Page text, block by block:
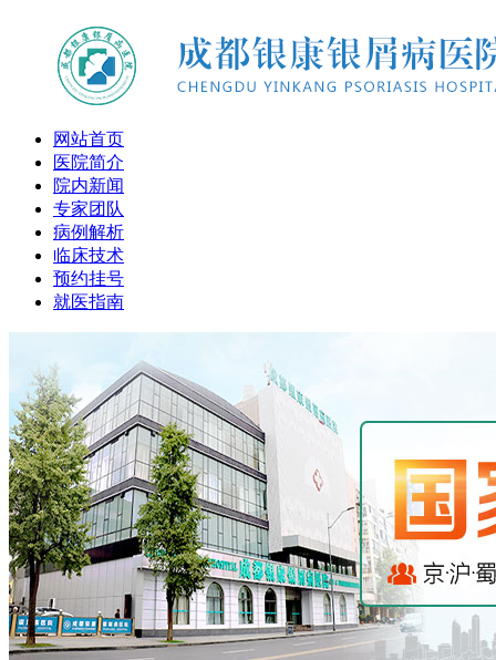
网站首页
医院简介
院内新闻
专家团队
病例解析
临床技术
预约挂号
就医指南